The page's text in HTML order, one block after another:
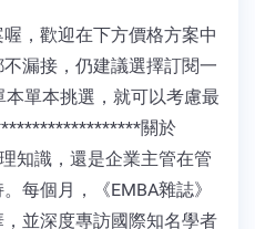
，歡迎在下方價格方案中
漏接，仍建議選擇訂閱一
單本挑選，就可以考慮最
關於
知識，還是企業主管在管
每個月，《EMBA雜誌》
並深度專訪國際知名學者